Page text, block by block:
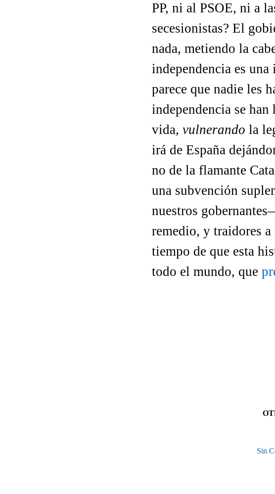
PP, ni al PSOE, ni a
secesionistas? El
nada, metiendo la
independencia es
parece que nadie les
independencia se
vida, vulnerando la
irá de España
no de la flamante
una subvención
nuestros
remedio, y traidores a
tiempo de que esta
todo el mundo, que
Sin